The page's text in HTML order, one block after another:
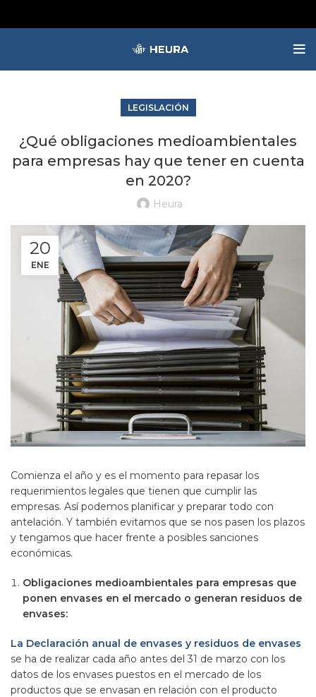
LEGISLACIÓN
¿Qué obligaciones medioambientales
para empresas hay que tener en cuenta
en 2020?
Heura
20
ENE
Comienza el año y es el momento para repasar los
requerimientos legales que tienen que cumplir las
empresas. Así podemos planificar y preparar todo con
antelación. Y también evitamos que se nos pasen los plazos
y tengamos que hacer frente a posibles sanciones
económicas.
Obligaciones medioambientales para empresas que
ponen envases en el mercado o generan residuos de
envases:
La Declaración anual de envases y residuos de envases
se ha de realizar cada año antes del 31 de marzo con los
datos de los envases puestos en el mercado de los
productos que se envasan en relación con el producto